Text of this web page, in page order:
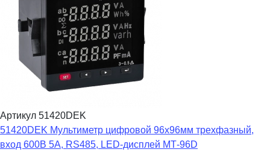
Артикул 51420DEK
51420DEK Мультиметр цифровой 96х96мм трехфазный,
вход 600В 5А, RS485, LED-дисплей МТ-96D